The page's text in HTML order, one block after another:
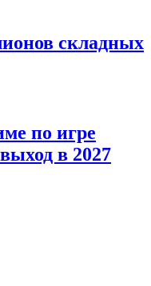
складных
по игре
в 2027